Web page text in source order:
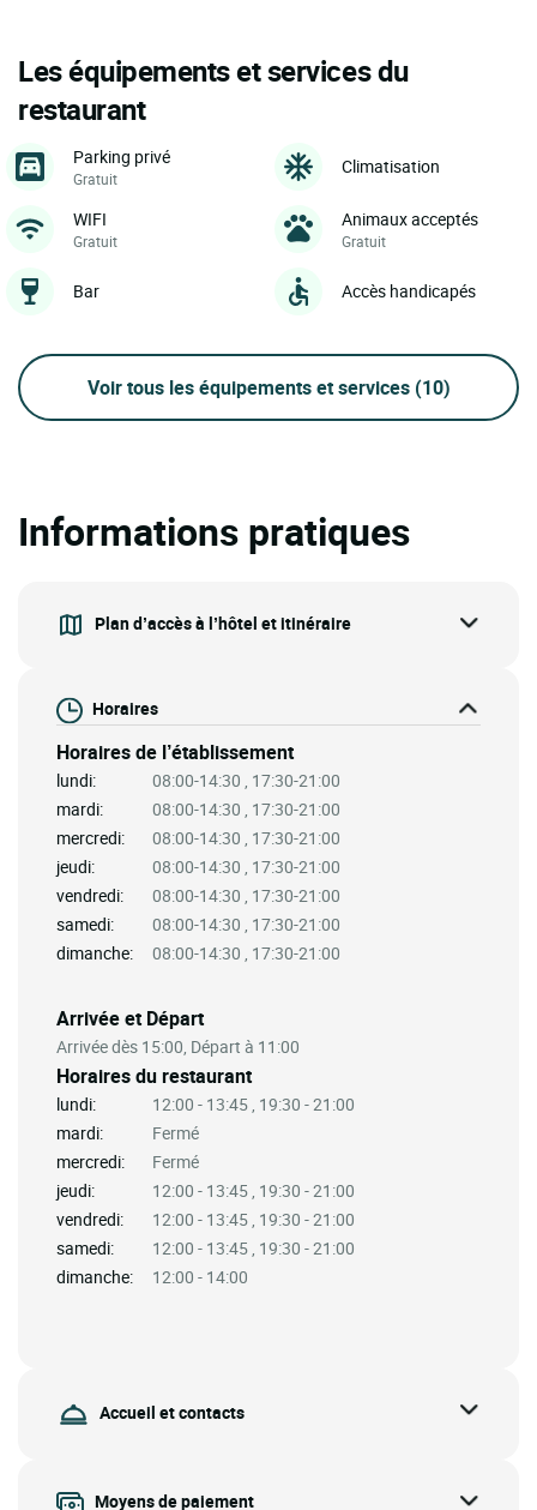
Les équipements et services du
restaurant
Parking privé
Gratuit
Climatisation
WIFI
Gratuit
Animaux acceptés
Gratuit
Bar Accès handicapés
Voir tous les équipements et services (10)
Informations pratiques
Plan d’accès à l’hôtel et itinéraire
Horaires
Horaires de l’établissement
lundi:
08:00-14:30 , 17:30-21:00
mardi:
08:00-14:30 , 17:30-21:00
mercredi:
08:00-14:30 , 17:30-21:00
jeudi:
08:00-14:30 , 17:30-21:00
vendredi:
08:00-14:30 , 17:30-21:00
samedi:
08:00-14:30 , 17:30-21:00
dimanche:
08:00-14:30 , 17:30-21:00
Arrivée et Départ
Arrivée dès 15:00, Départ à 11:00
Horaires du restaurant
lundi:
12:00 - 13:45 , 19:30 - 21:00
mardi:
Fermé
mercredi:
Fermé
jeudi:
12:00 - 13:45 , 19:30 - 21:00
vendredi:
12:00 - 13:45 , 19:30 - 21:00
samedi:
12:00 - 13:45 , 19:30 - 21:00
dimanche:
12:00 - 14:00
Accueil et contacts
Moyens de paiement